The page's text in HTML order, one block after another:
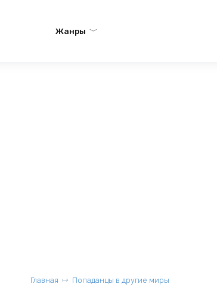
Жанры
Главная Попаданцы в другие миры